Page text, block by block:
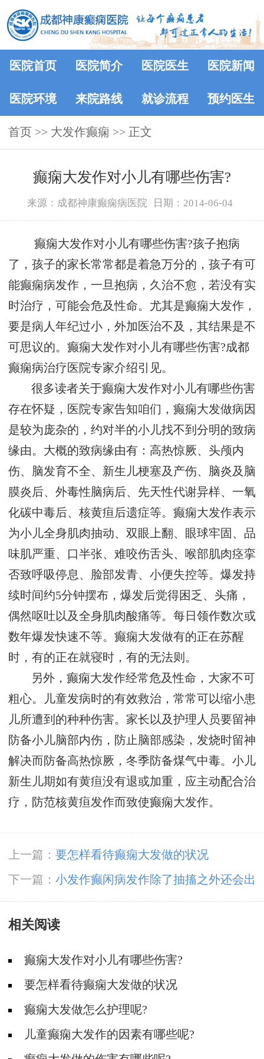
医院首页 医院简介 医院医生 医院新闻
医院环境 来院路线 就诊流程 预约医生
首页 >> 大发作癫痫 >> 正文
癫痫大发作对小儿有哪些伤害?
来源：成都神康癫痫病医院 日期：2014-06-04
癫痫大发作对小儿有哪些伤害?孩子抱病
了，孩子的家长常常都是着急万分的，孩子有可
能癫痫病发作，一旦抱病，久治不愈，若没有实
时治疗，可能会危及性命。尤其是癫痫大发作，
要是病人年纪过小，外加医治不及，其结果是不
可思议的。癫痫大发作对小儿有哪些伤害?成都
癫痫病治疗医院专家介绍引见。
很多读者关于癫痫大发作对小儿有哪些伤害
存在怀疑，医院专家告知咱们，癫痫大发做病因
是较为庞杂的，约对半的小儿找不到分明的致病
缘由。大概的致病缘由有：高热惊厥、头颅内
伤、脑发育不全、新生儿梗塞及产伤、脑炎及脑
膜炎后、外毒性脑病后、先天性代谢异样、一氧
化碳中毒后、核黄疸后遗症等。癫痫大发作表示
为小儿全身肌肉抽动、双眼上翻、眼球牢固、品
味肌严重、口半张、难咬伤舌头、喉部肌肉痉挛
否致呼吸停息、脸部发青、小便失控等。爆发持
续时间约5分钟摆布，爆发后觉得困乏、头痛，
偶然呕吐以及全身肌肉酸痛等。每日领作数次或
数年爆发快速不等。癫痫大发做有的正在苏醒
时，有的正在就寝时，有的无法则。
另外，癫痫大发作经常危及性命，大家不可
粗心。儿童发病时的有效救治，常常可以缩小患
儿所遭到的种种伤害。家长以及护理人员要留神
防备小儿脑部内伤，防止脑部感染，发烧时留神
解决而防备高热惊厥，冬季防备煤气中毒。小儿
新生儿期如有黄疸没有退或加重，应主动配合治
疗，防范核黄疸发作而致使癫痫大发作。
上一篇： 要怎样看待癫痫大发做的状况
下一篇： 小发作癫闲病发作除了抽搐之外还会出
现哪些症状?
相关阅读
癫痫大发作对小儿有哪些伤害?
要怎样看待癫痫大发做的状况
癫痫大发做怎么护理呢?
儿童癫痫大发作的因素有哪些呢?